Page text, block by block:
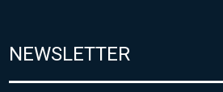
NEWSLETTER